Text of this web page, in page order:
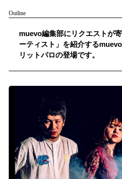
人気ワード
#男性SSW #ポップス #女性
#男性シンガー #HR/HM
MENU
記事一覧
プレスリリース一覧
会社概要
記事リクエスト
ログイン
LINK
Outline
muevo編集部にリクエストが
ーティスト」を紹介する
リットパロの登場です。